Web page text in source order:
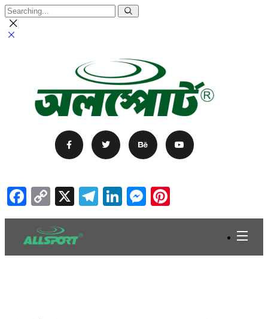
Facebook
Copy
Link
X Telegram
LinkedIn
Messenger